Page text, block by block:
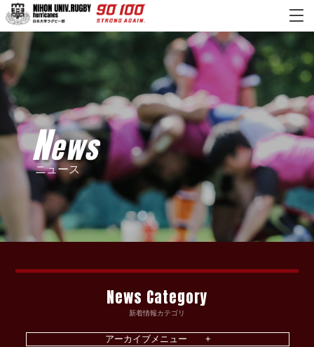
News
ニュース
News Category
新着情報カテゴリ